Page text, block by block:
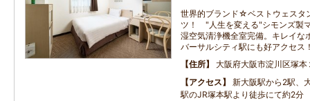
世界的ブランド☆ベストウェスタ
ツ！ "人生を変える"シモンズ製
湿空気清浄機全室完備。キレイ
バーサルシティ駅にも好アクセス
住所
大阪府大阪市淀川区塚
アクセス
新大阪駅から2駅、
駅のJR塚本駅より徒歩にて約2